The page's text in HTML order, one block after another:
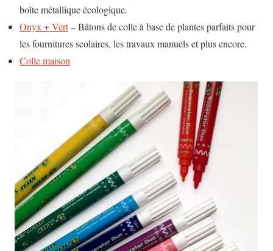
boîte métallique écologique.
Onyx + Vert– Bâtons de colle à base de plantes parfaits pour
les fournitures scolaires, les travaux manuels et plus encore.
Colle maison